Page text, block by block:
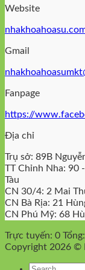
Website
Gmail
Fanpage
https://
Địa chỉ
Trụ sở: 89B
TT Chỉnh Nha: 90
Tàu
CN 30/4: 2 Mai
CN Bà Rịa: 21
CN Phú Mỹ: 68
Trực tuyến: 0
Copyright 2026 ©